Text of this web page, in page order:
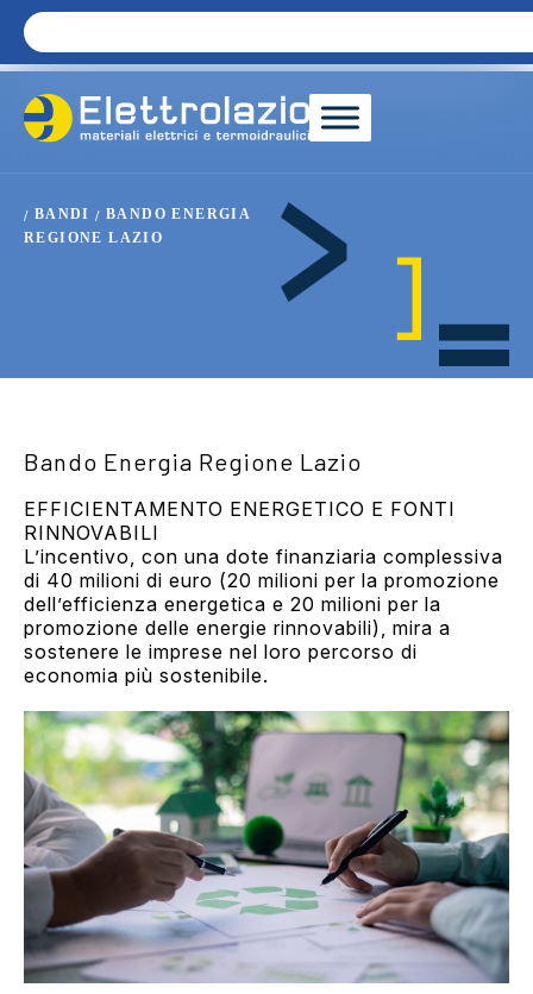
/ BANDI / BANDO ENERGIA
REGIONE LAZIO
Bando Energia Regione Lazio
EFFICIENTAMENTO ENERGETICO E FONTI
RINNOVABILI
L’incentivo, con una dote finanziaria complessiva
di 40 milioni di euro (20 milioni per la promozione
dell’efficienza energetica e 20 milioni per la
promozione delle energie rinnovabili), mira a
sostenere le imprese nel loro percorso di
economia più sostenibile.